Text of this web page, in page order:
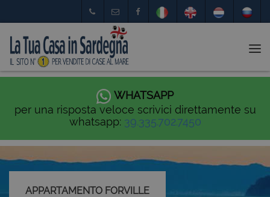
WHATSAPP
per una risposta veloce scrivici direttamente su
whatsapp: 39.335.702.7450
APPARTAMENTO FORVILLE